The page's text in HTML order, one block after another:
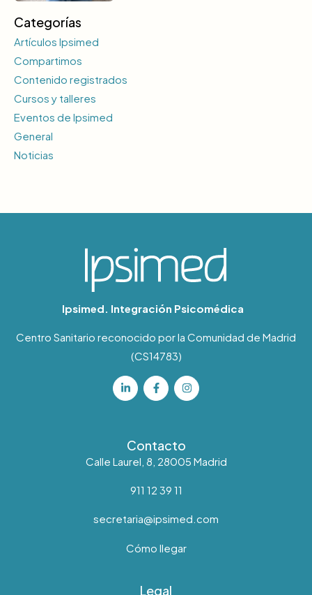
Categorías
Artículos Ipsimed
Compartimos
Contenido registrados
Cursos y talleres
Eventos de Ipsimed
General
Noticias
Ipsimed. Integración Psicomédica
Centro Sanitario reconocido por la Comunidad de Madrid
(CS14783)
Contacto
Calle Laurel, 8, 28005 Madrid
911 12 39 11
secretaria@ipsimed.com
Cómo llegar
Legal